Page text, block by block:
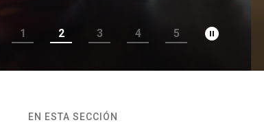
1 2 3 4 5 pause_circle_filled
EN ESTA SECCIÓN